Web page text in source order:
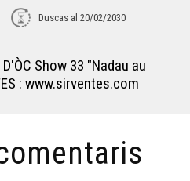
Duscas al 20/02/2030
Show 33 "Nadau au
: www.sirventes.com